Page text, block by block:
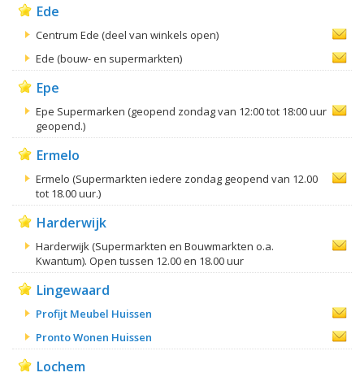
Ede
Centrum Ede (deel van winkels open)
Ede (bouw- en supermarkten)
Epe
Epe Supermarken (geopend zondag van 12:00 tot 18:00 uur
geopend.)
Ermelo
Ermelo (Supermarkten iedere zondag geopend van 12.00
tot 18.00 uur.)
Harderwijk
Harderwijk (Supermarkten en Bouwmarkten o.a.
Kwantum). Open tussen 12.00 en 18.00 uur
Lingewaard
Profijt Meubel Huissen
Pronto Wonen Huissen
Lochem